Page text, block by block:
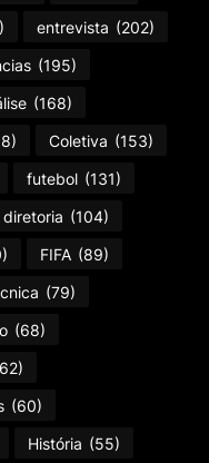
entrevista (202)
(195)
(168)
Coletiva (153)
futebol (131)
diretoria (104)
FIFA (89)
(79)
(68)
(60)
História (55)